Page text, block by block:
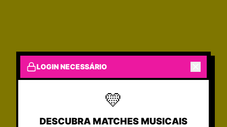
LOGIN NECESSÁRIO
💛
DESCUBRA MATCHES MUSICAIS